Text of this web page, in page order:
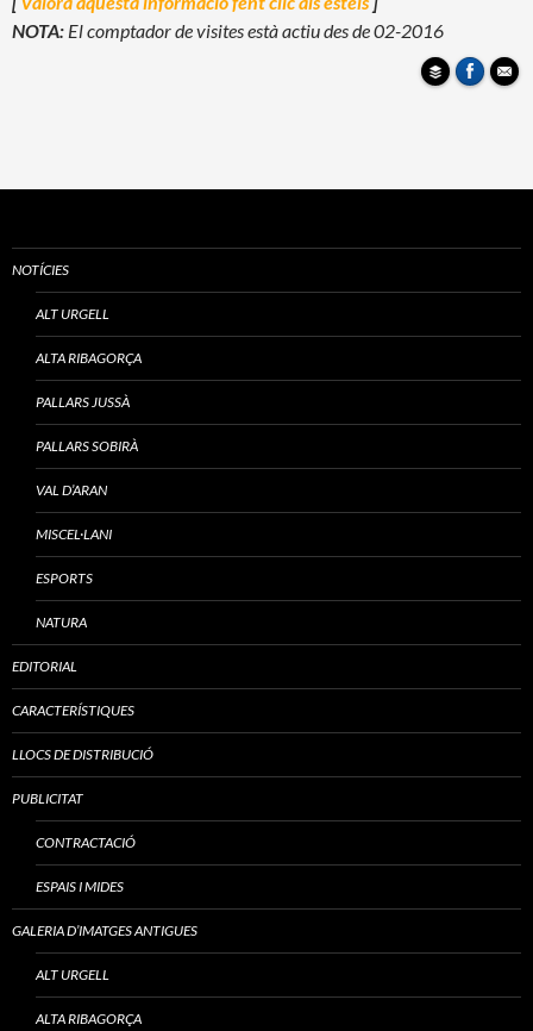
NOTA: El comptador de visites està actiu des de 02-2016
NOTÍCIES
ALT URGELL
ALTA RIBAGORÇA
PALLARS JUSSÀ
PALLARS SOBIRÀ
VAL D’ARAN
MISCEL·LANI
ESPORTS
NATURA
EDITORIAL
CARACTERÍSTIQUES
LLOCS DE DISTRIBUCIÓ
PUBLICITAT
CONTRACTACIÓ
ESPAIS I MIDES
GALERIA D’IMATGES ANTIGUES
ALT URGELL
ALTA RIBAGORÇA